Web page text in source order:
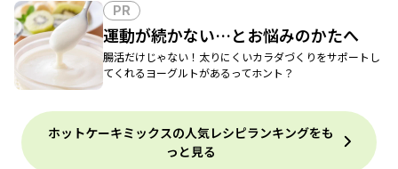
PR
運動が続かない…とお悩みのかたへ
腸活だけじゃない！太りにくいカラダづくりをサポートし
てくれるヨーグルトがあるってホント？
ホットケーキミックスの人気レシピランキングをも
っと見る